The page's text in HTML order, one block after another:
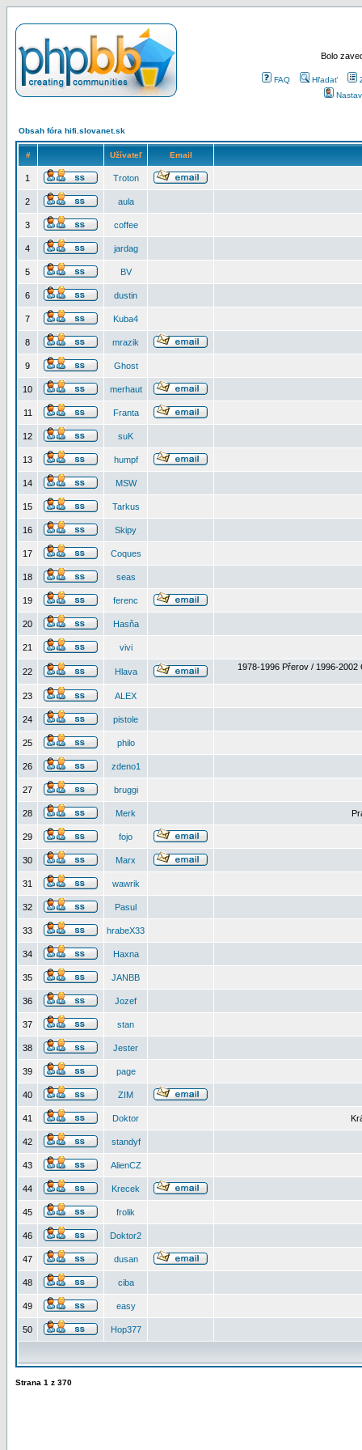
Bolo
FAQ Hľadať
Obsah fóra hifi.slovanet.sk
# Užívateľ Email
1 Troton
2 aula
3 coffee
4 jardag
5 BV
6 dustin
7 Kuba4
8 mrazik
9 Ghost
10 merhaut
11 Franta
12 suK
13 humpf
14 MSW
15 Tarkus
16 Skipy
17 Coques
18 seas
19 ferenc
20 Hasňa
21 vivi
22 Hlava 1978-1996 Přerov / 1996-2002
23 ALEX
24 pistole
25 philo
26 zdeno1
27 bruggi
28 Merk
29 fojo
30 Marx
31 wawrik
32 Pasul
33 hrabeX33
34 Haxna
35 JANBB
36 Jozef
37 stan
38 Jester
39 page
40 ZIM
41 Doktor
42 standyf
43 AlienCZ
44 Krecek
45 frolik
46 Doktor2
47 dusan
48 ciba
49 easy
50 Hop377
Strana 1 z 370